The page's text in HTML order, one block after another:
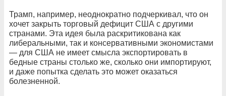
Трамп, например, неоднократно подчеркивал, что он
хочет закрыть торговый дефицит США с другими
странами. Эта идея была раскритикована как
либеральными, так и консервативными экономистами
— для США не имеет смысла экспортировать в
бедные страны столько же, сколько они импортируют,
и даже попытка сделать это может оказаться
болезненной.